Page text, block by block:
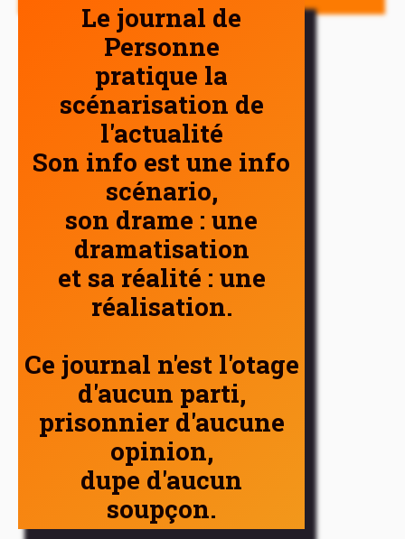
Le journal de
Personne
pratique la
scénarisation de
l'actualité
Son info est une info
scénario,
son drame : une
dramatisation
et sa réalité : une
réalisation.
Ce journal n'est l'otage
d'aucun parti,
prisonnier d'aucune
opinion,
dupe d'aucun
soupçon.